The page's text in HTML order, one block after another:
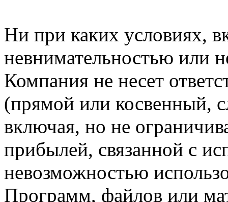
Ни при каких условиях,
невнимательностью или
Компания не несет
(прямой или косвенный,
включая, но не
прибылей, связанной с
невозможностью
Программ, файлов или